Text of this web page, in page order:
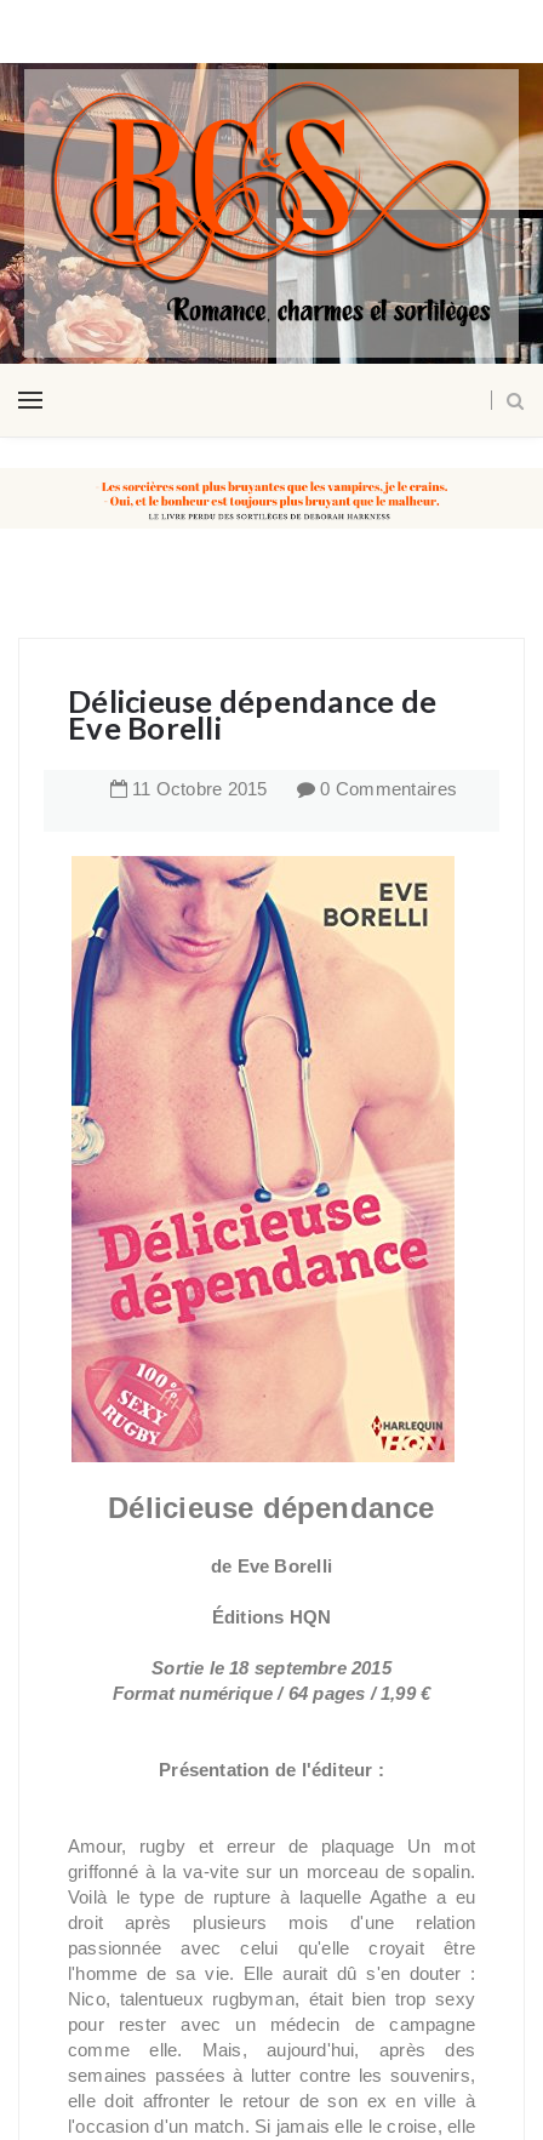
Délicieuse dépendance de
Eve Borelli
11 Octobre 2015 0 Commentaires
Délicieuse dépendance
de Eve Borelli
Éditions HQN
Sortie le 18 septembre 2015
Format numérique / 64 pages / 1,99 €
Présentation de l'éditeur :
Amour, rugby et erreur de plaquage Un mot
griffonné à la va-vite sur un morceau de sopalin.
Voilà le type de rupture à laquelle Agathe a eu
droit après plusieurs mois d'une relation
passionnée avec celui qu'elle croyait être
l'homme de sa vie. Elle aurait dû s'en douter :
Nico, talentueux rugbyman, était bien trop sexy
pour rester avec un médecin de campagne
comme elle. Mais, aujourd'hui, après des
semaines passées à lutter contre les souvenirs,
elle doit affronter le retour de son ex en ville à
l'occasion d'un match. Si jamais elle le croise, elle